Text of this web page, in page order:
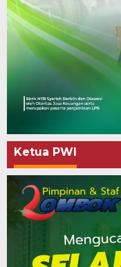
Ketua PWI